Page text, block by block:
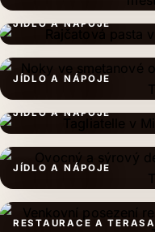
JÍDLO A NÁPOJE
JÍDLO A NÁPOJE
JÍDLO A NÁPOJE
JÍDLO A NÁPOJE
RESTAURACE A TERASA